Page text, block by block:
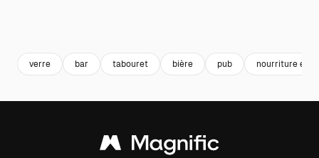
verre bar tabouret bière pub nourriture et